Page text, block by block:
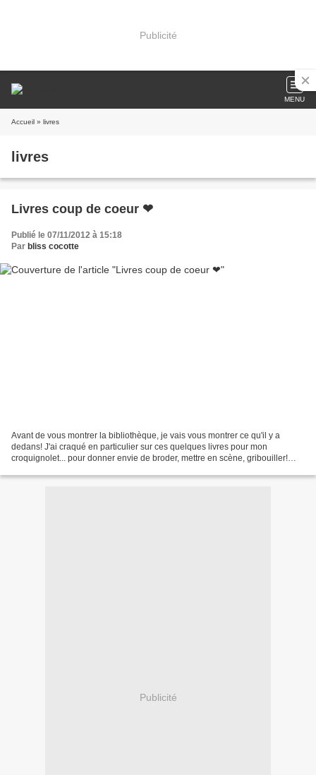
Publicité
MENU
Accueil » livres
livres
Livres coup de coeur ❤
Publié le 07/11/2012 à 15:18
Par bliss cocotte
Avant de vous montrer la bibliothèque, je vais vous montrer ce qu'il y a
dedans! J'ai craqué en particulier sur ces quelques livres pour mon
croquignolet... pour donner envie de broder, mettre en scène, gribouiller!
Publicité